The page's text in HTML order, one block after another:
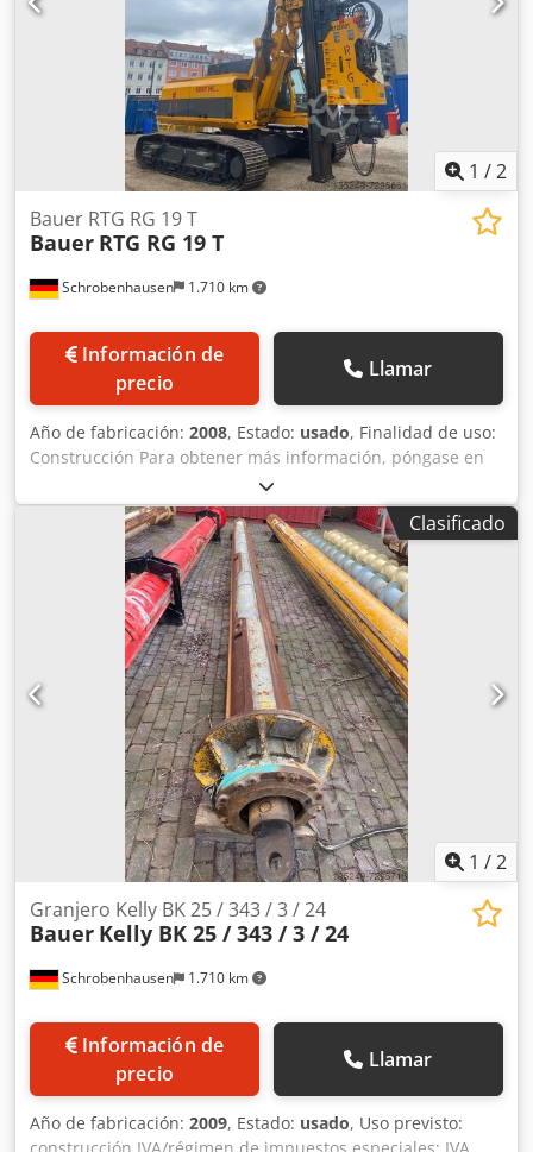
1 /2
Schrobenhausen 1.710 km
Bauer RTG RG 19 T
Bauer RTG RG 19 T
Información de
precio
Llamar
Año de fabricación: 2008, Estado: usado, Finalidad de uso:
Construcción Para obtener más información, póngase en
contacto con Mohamad Fattah Ahmad. Torre superior
Sennebogen BS 60 RS Motor CAT C 18, 570 kW, doble
turbocompresor Sistema de lubricación centralizado
Opcional con compactador MR 100 o 125 V B Tonic para
compactación / perforación VDW / mezcla SCM y SMW En
muy buen estado. Chjdpfx Aoh Tyzqsgpja
Clasificado
1 /2
Schrobenhausen 1.710 km
Granjero Kelly BK 25 / 343 / 3 / 24
Bauer Kelly BK 25 / 343 / 3 / 24
Información de
precio
Llamar
Año de fabricación: 2009, Estado: usado, Uso previsto: